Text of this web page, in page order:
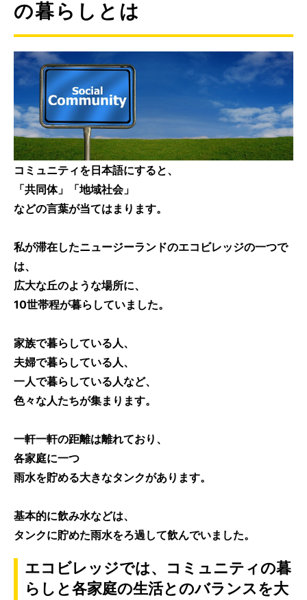
の暮らしとは
コミュニティを日本語にすると、
「共同体」「地域社会」
などの言葉が当てはまります。
私が滞在したニュージーランドのエコビレッジの一つで
は、
広大な丘のような場所に、
10世帯程が暮らしていました。
家族で暮らしている人、
夫婦で暮らしている人、
一人で暮らしている人など、
色々な人たちが集まります。
一軒一軒の距離は離れており、
各家庭に一つ
雨水を貯める大きなタンクがあります。
基本的に飲み水などは、
タンクに貯めた雨水をろ過して飲んでいました。
エコビレッジでは、コミュニティの暮
らしと各家庭の生活とのバランスを大